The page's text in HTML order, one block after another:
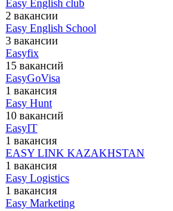
Easy English club
2 вакансии
Easy English School
3 вакансии
Easyfix
15 вакансий
EasyGoVisa
1 вакансия
Easy Hunt
10 вакансий
EasyIT
1 вакансия
EASY LINK KAZAKHSTAN
1 вакансия
Easy Logistics
1 вакансия
Easy Marketing